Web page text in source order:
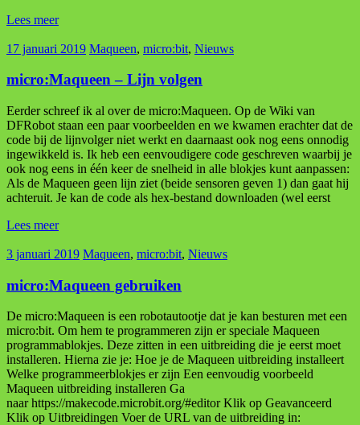
Lees meer
17 januari 2019 Maqueen, micro:bit, Nieuws
micro:Maqueen – Lijn volgen
Eerder schreef ik al over de micro:Maqueen. Op de Wiki van
DFRobot staan een paar voorbeelden en we kwamen erachter dat de
code bij de lijnvolger niet werkt en daarnaast ook nog eens onnodig
ingewikkeld is. Ik heb een eenvoudigere code geschreven waarbij je
ook nog eens in één keer de snelheid in alle blokjes kunt aanpassen:
Als de Maqueen geen lijn ziet (beide sensoren geven 1) dan gaat hij
achteruit. Je kan de code als hex-bestand downloaden (wel eerst
Lees meer
3 januari 2019 Maqueen, micro:bit, Nieuws
micro:Maqueen gebruiken
De micro:Maqueen is een robotautootje dat je kan besturen met een
micro:bit. Om hem te programmeren zijn er speciale Maqueen
programmablokjes. Deze zitten in een uitbreiding die je eerst moet
installeren. Hierna zie je: Hoe je de Maqueen uitbreiding installeert
Welke programmeerblokjes er zijn Een eenvoudig voorbeeld
Maqueen uitbreiding installeren Ga
naar https://makecode.microbit.org/#editor Klik op Geavanceerd
Klik op Uitbreidingen Voer de URL van de uitbreiding in: